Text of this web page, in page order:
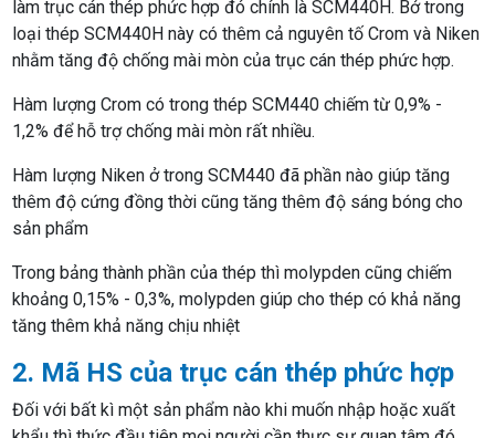
làm trục cán thép phức hợp đó chính là SCM440H. Bở trong
loại thép SCM440H này có thêm cả nguyên tố Crom và Niken
nhằm tăng độ chống mài mòn của trục cán thép phức hợp.
Hàm lượng Crom có trong thép SCM440 chiếm từ 0,9% -
1,2% để hỗ trợ chống mài mòn rất nhiều.
Hàm lượng Niken ở trong SCM440 đã phần nào giúp tăng
thêm độ cứng đồng thời cũng tăng thêm độ sáng bóng cho
sản phẩm
Trong bảng thành phần của thép thì molypden cũng chiếm
khoảng 0,15% - 0,3%, molypden giúp cho thép có khả năng
tăng thêm khả năng chịu nhiệt
2. Mã HS của trục cán thép phức hợp
Đối với bất kì một sản phẩm nào khi muốn nhập hoặc xuất